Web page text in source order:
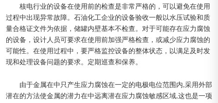
核电行业的设备在使用前的检查是非常严格的，可以避免在使用
过程中出现异常故障。石油化工企业的设备验收一般以水压试验和质
量合格证文件为依据，储罐内壁基本不检查。对于可能存在应力腐蚀
的设备，设计人员可要求在使用前加强严格检查，或减少应力腐蚀的
可能性。在使用过程中，要严格监控设备的整体状态，以满足及时发
现和处理设备问题的要求。定期巡查和保养。
由于金属在中只产生应力腐蚀在一定的电极电位范围内,采用外部
潜在的方法使金属的潜力在中远离潜在应力腐蚀敏感区域,这也是一项